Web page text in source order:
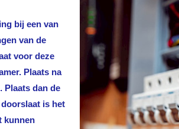
bij een van
van de
voor deze
Plaats na
Plaats dan de
is het
kunnen